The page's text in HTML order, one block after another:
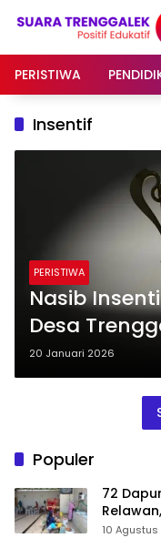
PERISTIWA
Insentif
PERISTIWA
Nasib
Desa
DLH Akui
20 Januari 2026
Populer
72
Desil 1
10